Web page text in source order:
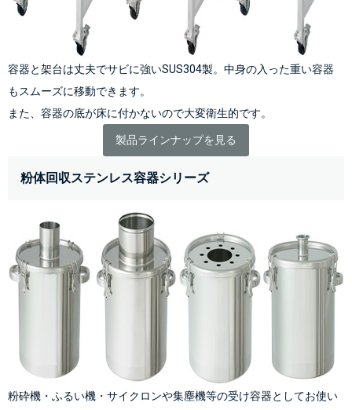
容器と架台は丈夫でサビに強いSUS304製。中身の入った重い容器
もスムーズに移動できます。
また、容器の底が床に付かないので大変衛生的です。
製品ラインナップを見る
粉体回収ステンレス容器シリーズ
粉砕機・ふるい機・サイクロンや集塵機等の受け容器としてお使い